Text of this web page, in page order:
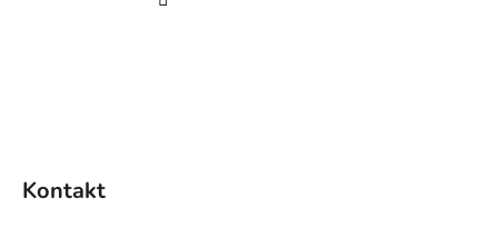
Kontakt